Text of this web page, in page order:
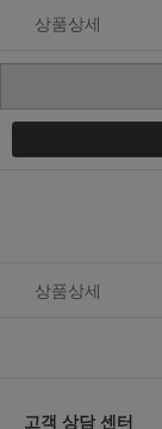
상품상세
상품상세
고객 상담 센터